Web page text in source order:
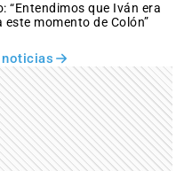
“Entendimos que Iván era
este momento de Colón”